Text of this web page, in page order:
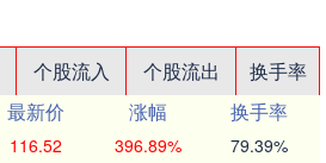
个股流入 个股流出
换手率
最新价 涨幅
换手率
116.52 396.89% 79.39%